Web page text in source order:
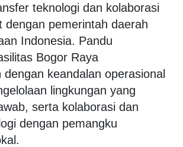
teknologi dan kolaborasi
dengan pemerintah daerah
Indonesia. Pandu
Bogor Raya
keandalan operasional
lingkungan yang
serta kolaborasi dan
dengan pemangku